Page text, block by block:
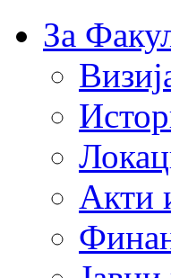
За
Акти